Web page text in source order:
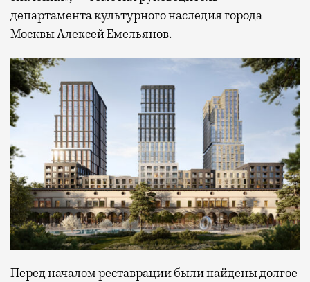
департамента культурного наследия города
Москвы Алексей Емельянов.
Перед началом реставрации были найдены долгое